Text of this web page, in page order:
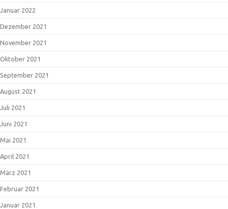
Januar 2022
Dezember 2021
November 2021
Oktober 2021
September 2021
August 2021
Juli 2021
Juni 2021
Mai 2021
April 2021
März 2021
Februar 2021
Januar 2021